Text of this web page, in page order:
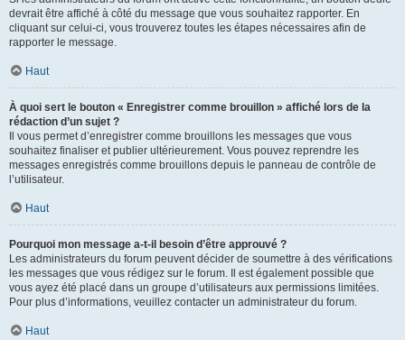
devrait être affiché à côté du message que vous souhaitez rapporter. En
cliquant sur celui-ci, vous trouverez toutes les étapes nécessaires afin de
rapporter le message.
Haut
À quoi sert le bouton « Enregistrer comme brouillon » affiché lors de la
rédaction d’un sujet ?
Il vous permet d’enregistrer comme brouillons les messages que vous
souhaitez finaliser et publier ultérieurement. Vous pouvez reprendre les
messages enregistrés comme brouillons depuis le panneau de contrôle de
l’utilisateur.
Haut
Pourquoi mon message a-t-il besoin d’être approuvé ?
Les administrateurs du forum peuvent décider de soumettre à des vérifications
les messages que vous rédigez sur le forum. Il est également possible que
vous ayez été placé dans un groupe d’utilisateurs aux permissions limitées.
Pour plus d’informations, veuillez contacter un administrateur du forum.
Haut